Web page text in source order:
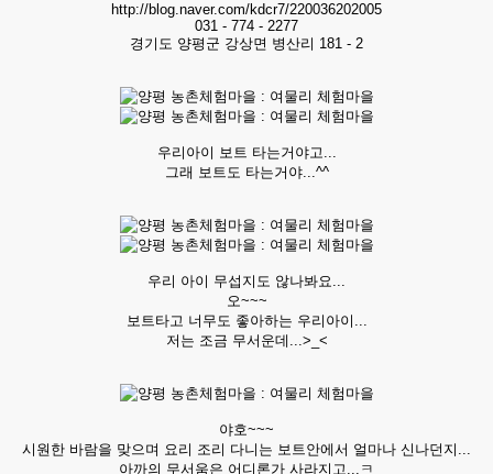
http://blog.naver.com/kdcr7/220036202005
031 - 774 - 2277
경기도 양평군 강상면 병산리 181 - 2
우리아이 보트 타는거야고...
그래 보트도 타는거야...^^
우리 아이 무섭지도 않나봐요...
오~~~
보트타고 너무도 좋아하는 우리아이...
저는 조금 무서운데...>_<
야호~~~
시원한 바람을 맞으며 요리 조리 다니는 보트안에서 얼마나 신나던지...
아까의 무서움은 어디론가 사라지고...ㅋ